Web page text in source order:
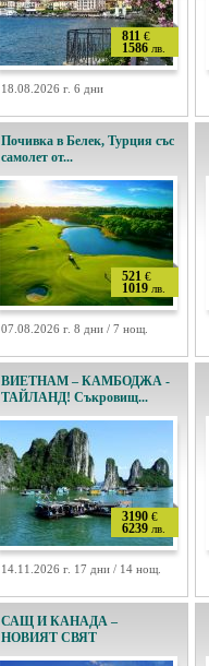
811 €
1586 лв.
18.08.2026 г. 6 дни
Почивка в Белек, Турция със
самолет от...
521 €
1019 лв.
07.08.2026 г. 8 дни / 7 нощ.
ВИЕТНАМ – КАМБОДЖА -
ТАЙЛАНД! Съкровищ...
3190 €
6239 лв.
14.11.2026 г. 17 дни / 14 нощ.
САЩ И КАНАДА –
НОВИЯТ СВЯТ